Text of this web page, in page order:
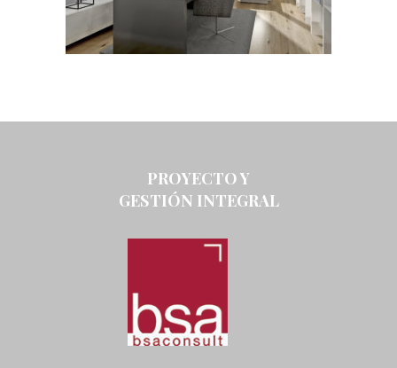
PROYECTO Y
GESTIÓN INTEGRAL